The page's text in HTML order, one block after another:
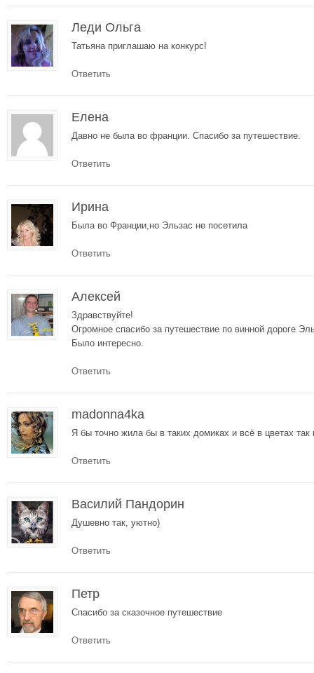
Леди Ольга
Татьяна приглашаю на конкурс!
Ответить
Елена
Давно не была во франции. Спасибо за путешествие.
Ответить
Ирина
Была во Франции,но Эльзас не посетила
Ответить
Алексей
Здравствуйте!
Огромное спасибо за путешествие по винной дороге
Было интересно.
Ответить
madonna4ka
Я бы точно жила бы в таких домиках и всё в цветах так
Ответить
Василий Пандорин
Душевно так, уютно)
Ответить
Петр
Спасибо за сказочное путешествие
Ответить